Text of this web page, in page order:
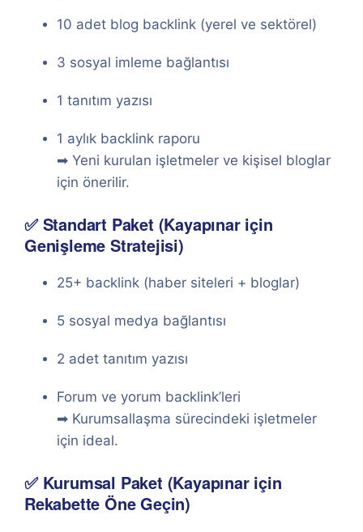
10 adet blog backlink (yerel ve sektörel)
3 sosyal imleme bağlantısı
1 tanıtım yazısı
1 aylık backlink raporu
➡ Yeni kurulan işletmeler ve kişisel bloglar
için önerilir.
✅ Standart Paket (Kayapınar için
Genişleme Stratejisi)
25+ backlink (haber siteleri + bloglar)
5 sosyal medya bağlantısı
2 adet tanıtım yazısı
Forum ve yorum backlink’leri
➡ Kurumsallaşma sürecindeki işletmeler
için ideal.
✅ Kurumsal Paket (Kayapınar için
Rekabette Öne Geçin)